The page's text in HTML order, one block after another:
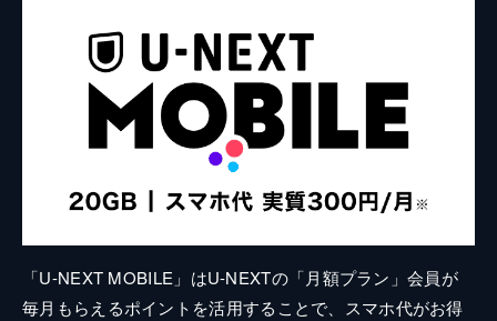
「U-NEXT MOBILE」はU-NEXTの「月額プラン」会員が
毎月もらえるポイントを活用することで、スマホ代がお得